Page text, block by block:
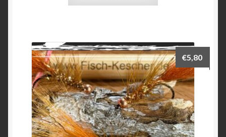
€5,80